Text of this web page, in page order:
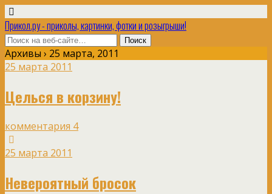
Прикол.ру - приколы, картинки, фотки и розыгрыши!
Архивы › 25 марта, 2011
25 марта 2011
Целься в корзину!
комментария 4
25 марта 2011
Невероятный бросок